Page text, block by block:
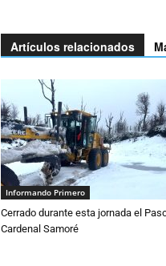
Artículos relacionados
Informando Primero
Cerrado durante esta jornada el
Cardenal Samoré